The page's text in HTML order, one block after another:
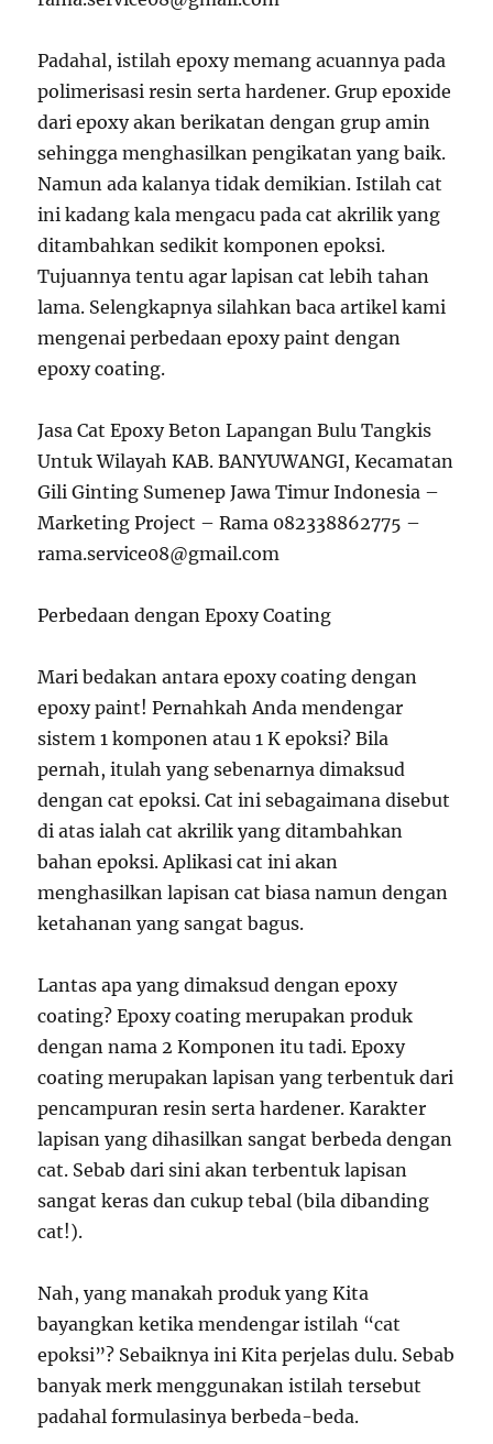
Padahal, istilah epoxy memang acuannya pada
polimerisasi resin serta hardener. Grup epoxide
dari epoxy akan berikatan dengan grup amin
sehingga menghasilkan pengikatan yang baik.
Namun ada kalanya tidak demikian. Istilah cat
ini kadang kala mengacu pada cat akrilik yang
ditambahkan sedikit komponen epoksi.
Tujuannya tentu agar lapisan cat lebih tahan
lama. Selengkapnya silahkan baca artikel kami
mengenai perbedaan epoxy paint dengan
epoxy coating.
Jasa Cat Epoxy Beton Lapangan Bulu Tangkis
Untuk Wilayah KAB. BANYUWANGI, Kecamatan
Gili Ginting Sumenep Jawa Timur Indonesia –
Marketing Project – Rama 082338862775 –
rama.service08@gmail.com
Perbedaan dengan Epoxy Coating
Mari bedakan antara epoxy coating dengan
epoxy paint! Pernahkah Anda mendengar
sistem 1 komponen atau 1 K epoksi? Bila
pernah, itulah yang sebenarnya dimaksud
dengan cat epoksi. Cat ini sebagaimana disebut
di atas ialah cat akrilik yang ditambahkan
bahan epoksi. Aplikasi cat ini akan
menghasilkan lapisan cat biasa namun dengan
ketahanan yang sangat bagus.
Lantas apa yang dimaksud dengan epoxy
coating? Epoxy coating merupakan produk
dengan nama 2 Komponen itu tadi. Epoxy
coating merupakan lapisan yang terbentuk dari
pencampuran resin serta hardener. Karakter
lapisan yang dihasilkan sangat berbeda dengan
cat. Sebab dari sini akan terbentuk lapisan
sangat keras dan cukup tebal (bila dibanding
cat!).
Nah, yang manakah produk yang Kita
bayangkan ketika mendengar istilah “cat
epoksi”? Sebaiknya ini Kita perjelas dulu. Sebab
banyak merk menggunakan istilah tersebut
padahal formulasinya berbeda-beda.